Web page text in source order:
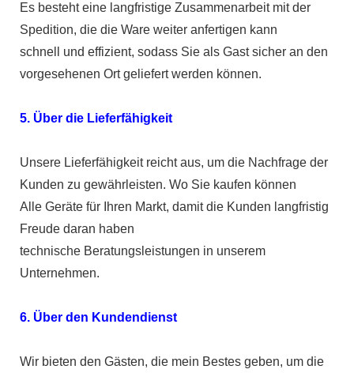
Es besteht eine langfristige Zusammenarbeit mit der
Spedition, die die Ware weiter anfertigen kann
schnell und effizient, sodass Sie als Gast sicher an den
vorgesehenen Ort geliefert werden können.
5. Über die Lieferfähigkeit
Unsere Lieferfähigkeit reicht aus, um die Nachfrage der
Kunden zu gewährleisten. Wo Sie kaufen können
Alle Geräte für Ihren Markt, damit die Kunden langfristig
Freude daran haben
technische Beratungsleistungen in unserem
Unternehmen.
6. Über den Kundendienst
Wir bieten den Gästen, die mein Bestes geben, um die